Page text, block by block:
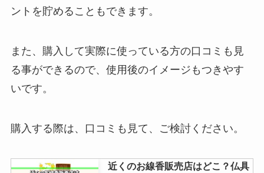
ンやスーパー・amazonで買え
る？サプリも調査
抜け毛対策シャンプー女性用はド
る？安い取扱店をリサーチ！
ントを貯めることもできます。
また、購入して実際に使っている方の口コミも見
る事ができるので、使用後のイメージもつきやす
いです。
購入する際は、口コミも見て、ご検討ください。
近くのお線香販売店はどこ？仏具